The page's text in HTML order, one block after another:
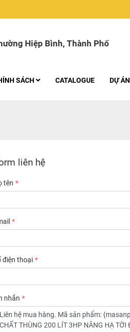
Hiệp Bình, Thành Phố
SÁCH CATALOGUE DỰ ÁN
liên hệ
tên
điện thoại
nhắn